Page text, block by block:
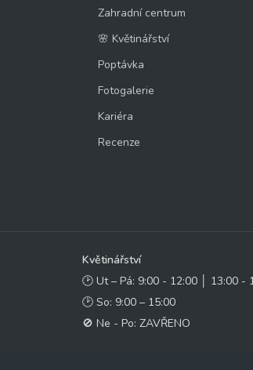
Zahradní centrum
🌸 Květinářství
Poptávka
Fotogalerie
Kariéra
Recenze
Květinářství
🕑 Ut – Pá: 9:00 - 12:00 │ 13:00 -
🕑 So: 9:00 – 15:00
🚫 Ne - Po: ZAVŘENO